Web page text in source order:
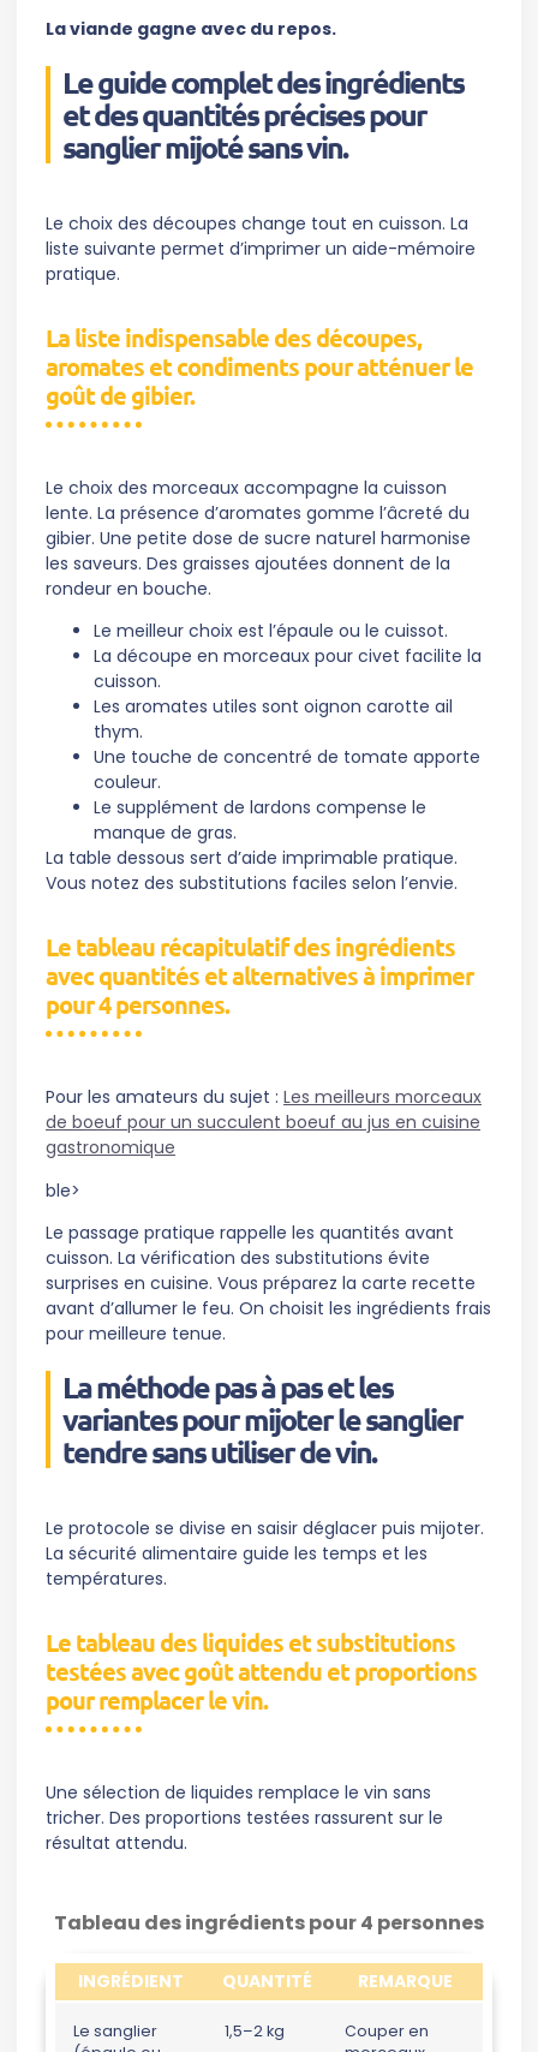
La viande gagne avec du repos.
Le guide complet des ingrédients
et des quantités précises pour
sanglier mijoté sans vin.
Le choix des découpes change tout en cuisson. La
liste suivante permet d’imprimer un aide-mémoire
pratique.
La liste indispensable des découpes,
aromates et condiments pour atténuer le
goût de gibier.
Le choix des morceaux accompagne la cuisson
lente. La présence d’aromates gomme l’âcreté du
gibier. Une petite dose de sucre naturel harmonise
les saveurs. Des graisses ajoutées donnent de la
rondeur en bouche.
Le meilleur choix est l’épaule ou le cuissot.
La découpe en morceaux pour civet facilite la
cuisson.
Les aromates utiles sont oignon carotte ail
thym.
Une touche de concentré de tomate apporte
couleur.
Le supplément de lardons compense le
manque de gras.
La table dessous sert d’aide imprimable pratique.
Vous notez des substitutions faciles selon l’envie.
Le tableau récapitulatif des ingrédients
avec quantités et alternatives à imprimer
pour 4 personnes.
Pour les amateurs du sujet : Les meilleurs morceaux
de boeuf pour un succulent boeuf au jus en cuisine
gastronomique
ble>
Le passage pratique rappelle les quantités avant
cuisson. La vérification des substitutions évite
surprises en cuisine. Vous préparez la carte recette
avant d’allumer le feu. On choisit les ingrédients frais
pour meilleure tenue.
La méthode pas à pas et les
variantes pour mijoter le sanglier
tendre sans utiliser de vin.
Le protocole se divise en saisir déglacer puis mijoter.
La sécurité alimentaire guide les temps et les
températures.
Le tableau des liquides et substitutions
testées avec goût attendu et proportions
pour remplacer le vin.
Une sélection de liquides remplace le vin sans
tricher. Des proportions testées rassurent sur le
résultat attendu.
Tableau des ingrédients pour 4 personnes
INGRÉDIENT QUANTITÉ REMARQUE
Le sanglier
1,5–2 kg
Couper en